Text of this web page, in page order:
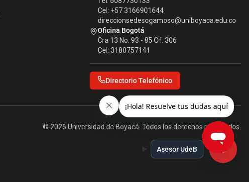
Cel: +57 3166901644
direccionsedesogamoso@uniboyaca.edu.co
Oficina Bogotá
Cra 13 No. 93 - 85 Of. 306
Cel: 3180757141
Directorio Telefónico
© 2026 Universidad de Boyacá. Todos los derechos reservados.
Asesor UdeB